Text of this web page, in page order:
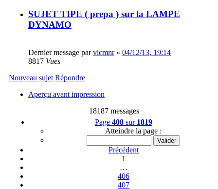
SUJET TIPE ( prepa ) sur la LAMPE
DYNAMO
Dernier message parvicmnr« 04/12/13, 19:14
8817 Vues
Nouveau sujet Répondre
Aperçu avant impression
18187 messages
Page 408 sur 1819
Atteindre la page :
Précédent
1
…
406
407